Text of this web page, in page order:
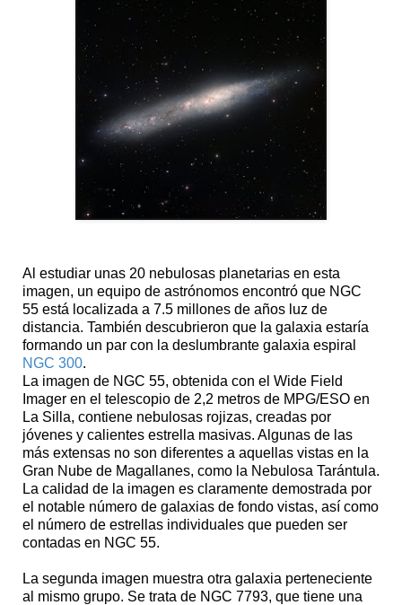
Al estudiar unas 20 nebulosas planetarias en esta
imagen, un equipo de astrónomos encontró que NGC
55 está localizada a 7.5 millones de años luz de
distancia. También descubrieron que la galaxia estaría
formando un par con la deslumbrante galaxia espiral
NGC 300.
La imagen de NGC 55, obtenida con el Wide Field
Imager en el telescopio de 2,2 metros de MPG/ESO en
La Silla, contiene nebulosas rojizas, creadas por
jóvenes y calientes estrella masivas. Algunas de las
más extensas no son diferentes a aquellas vistas en la
Gran Nube de Magallanes, como la Nebulosa Tarántula.
La calidad de la imagen es claramente demostrada por
el notable número de galaxias de fondo vistas, así como
el número de estrellas individuales que pueden ser
contadas en NGC 55.
La segunda imagen muestra otra galaxia perteneciente
al mismo grupo. Se trata de NGC 7793, que tiene una